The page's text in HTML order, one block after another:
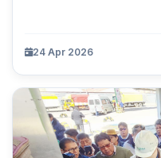
24 Apr 2026